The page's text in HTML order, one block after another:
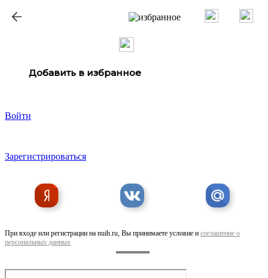
Добавить в избранное
Войти
Зарегистрироваться
При входе или регистрации на nuih.ru, Вы принимаете условие и соглашение о
персональных данных